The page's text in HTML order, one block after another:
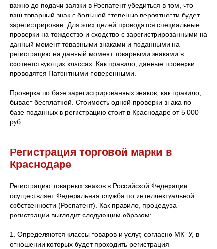
важно до подачи заявки в Роспатент убедиться в том, что
ваш товарный знак с большой степенью вероятности будет
зарегистрирован. Для этих целей проводятся специальные
проверки на тождество и сходство с зарегистрированными на
данный момент товарными знаками и поданными на
регистрацию на данный момент товарными знаками в
соответствующих классах. Как правило, данные проверки
проводятся Патентными поверенными.
Проверка по базе зарегистрированных знаков, как правило,
бывает бесплатной. Стоимость одной проверки знака по
базе поданных в регистрацию стоит в Краснодаре от 5 000
руб.
Регистрация торговой марки в
Краснодаре
Регистрацию товарных знаков в Российской Федерации
осуществляет Федеральная служба по интеллектуальной
собственности (Роспатент). Как правило, процедура
регистрации выглядит следующим образом:
1. Определяются классы товаров и услуг, согласно МКТУ, в
отношении которых будет проходить регистрация.